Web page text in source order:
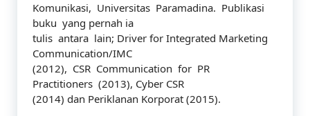
Komunikasi, Universitas Paramadina. Publikasi
buku yang pernah ia
tulis antara lain; Driver for Integrated Marketing
Communication/IMC
(2012), CSR Communication for PR
Practitioners (2013), Cyber CSR
(2014) dan Periklanan Korporat (2015).